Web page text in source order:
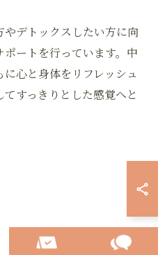
デトックスしたい方に向
ートを行っています。中
心と身体をリフレッシュ
すっきりとした感覚へと